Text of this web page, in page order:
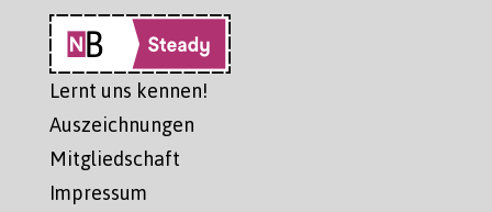
Lernt uns kennen!
Auszeichnungen
Mitgliedschaft
Impressum